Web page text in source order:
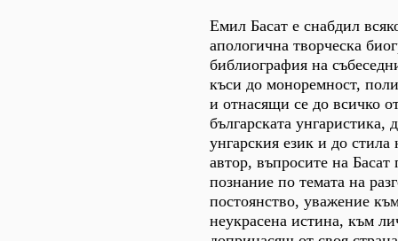
Емил Басат е снабдил
апологична творческа
библиография на
къси до моноремност,
и отнасящи се до всичко
българската унгаристика,
унгарския език и до
автор, въпросите на Басат
познание по темата на
постоянство, уважение
неукрасена истина, към